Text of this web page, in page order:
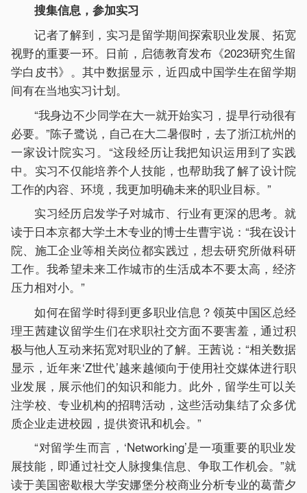
搜集信息，参加实习
记者了解到，实习是留学期间探索职业发展、拓宽
视野的重要一环。日前，启德教育发布《2023研究生留
学白皮书》。其中数据显示，近四成中国学生在留学期
间有在当地实习计划。
“我身边不少同学在大一就开始实习，提早行动很有
必要。”陈子鹭说，自己在大二暑假时，去了浙江杭州的
一家设计院实习。“这段经历让我把知识运用到了实践
中。实习不仅能培养个人技能，也帮助我了解了设计院
工作的内容、环境，我更加明确未来的职业目标。”
实习经历启发学子对城市、行业有更深的思考。就
读于日本京都大学土木专业的博士生曹宇说：“我在设计
院、施工企业等相关岗位都实践过，想去研究所做科研
工作。我希望未来工作城市的生活成本不要太高，经济
压力相对小。”
如何在留学时得到更多职业信息？领英中国区总经
理王茜建议留学生们在求职社交方面不要害羞，通过积
极与他人互动来拓宽对职业的了解。王茜说：“相关数据
显示，近年来‘Z世代’越来越倾向于使用社交媒体进行职
业发展，展示他们的知识和能力。此外，留学生可以关
注学校、专业机构的招聘活动，这些活动集结了众多优
质企业走进校园，提供资讯和机会。”
“对留学生而言，‘Networking’是一项重要的职业发
展技能，即通过社交人脉搜集信息、争取工作机会。”就
读于美国密歇根大学安娜堡分校商业分析专业的葛蕾夕